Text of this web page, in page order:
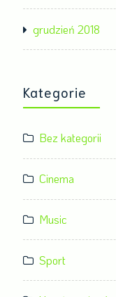
grudzień 2018
Kategorie
Bez kategorii
Cinema
Music
Sport